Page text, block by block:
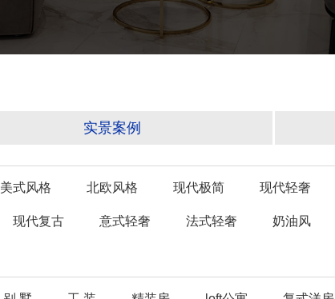
实景案例
美式风格 北欧风格 现代极简 现代轻奢
现代复古 意式轻奢 法式轻奢 奶油风